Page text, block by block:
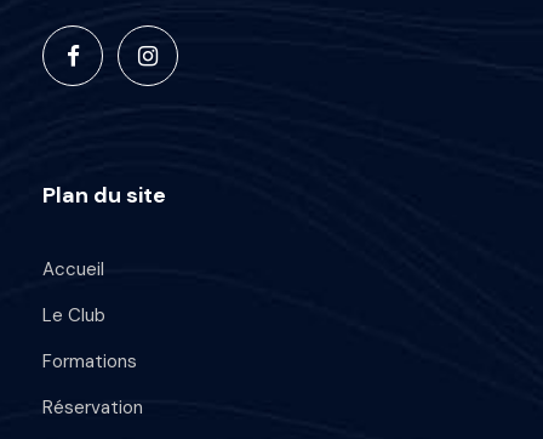
Plan du site
Accueil
Le Club
Formations
Réservation